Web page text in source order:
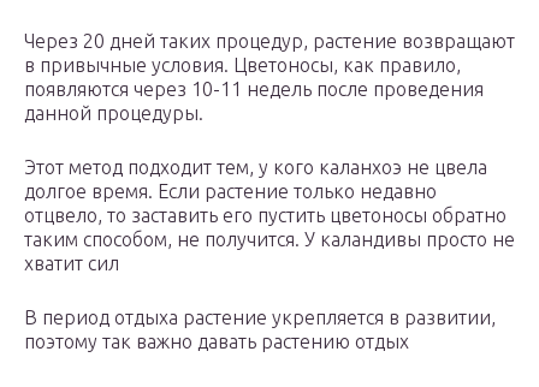
Через 20 дней таких процедур, растение возвращают
в привычные условия. Цветоносы, как правило,
появляются через 10-11 недель после проведения
данной процедуры.
Этот метод подходит тем, у кого каланхоэ не цвела
долгое время. Если растение только недавно
отцвело, то заставить его пустить цветоносы обратно
таким способом, не получится. У каландивы просто не
хватит сил
В период отдыха растение укрепляется в развитии,
поэтому так важно давать растению отдых